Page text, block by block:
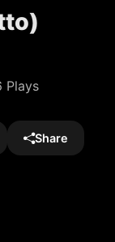
Plays
Share